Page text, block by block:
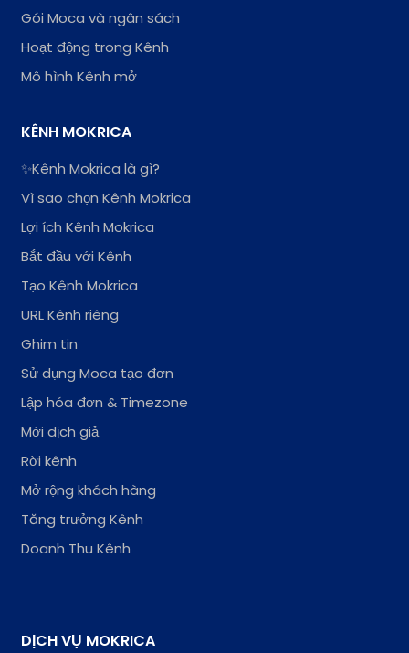
Gói Moca và ngân sách
Hoạt động trong Kênh
Mô hình Kênh mở
KÊNH MOKRICA
✨Kênh Mokrica là gì?
Vì sao chọn Kênh Mokrica
Lợi ích Kênh Mokrica
Bắt đầu với Kênh
Tạo Kênh Mokrica
URL Kênh riêng
Ghim tin
Sử dụng Moca tạo đơn
Lập hóa đơn & Timezone
Mời dịch giả
Rời kênh
Mở rộng khách hàng
Tăng trưởng Kênh
Doanh Thu Kênh
DỊCH VỤ MOKRICA